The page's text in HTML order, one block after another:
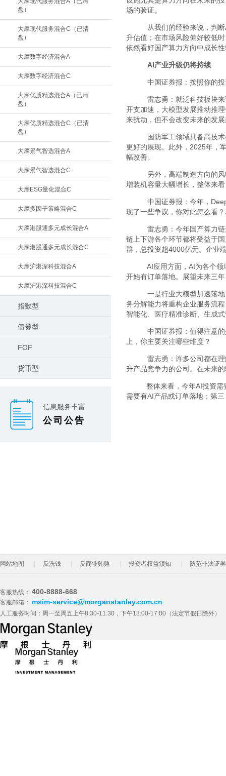
盘）
大摩现代服务混合C（已清
盘）
大摩数字经济混合A
大摩数字经济混合C
大摩优质精选混合A（已清
盘）
大摩优质精选混合C（已清
盘）
大摩景气智选混合A
大摩景气智选混合C
大摩ESG量化混合C
大摩多因子策略混合C
大摩港股通多元成长混合A
大摩港股通多元成长混合C
大摩沪港深科技混合A
大摩沪港深科技混合C
指数型
债券型
FOF
货币型
信息服务丰富
公司公告
场的验证。
从我们的经验来说，判断
升估值；在市场风险偏好较低
依然看好国产算力方向中成长
AI产业升级仍将持续
中国证券报：按照你的
雷志勇：就泛科技板块来
开支加速，大模型发展推动推
来扰动，但不会改变未来的发
国防军工领域具备高技术
更好的展现。此外，2025年，
幅改善。
另外，高端制造方向的风
增装机容量大幅增长，整体来
中国证券报：今年，
现了一些争议，你对此怎么看
雷志勇：今年国产算力链
链上下游各个环节都将受益于
群，总投资超4000亿元。企业
AI应用方面，AI为各个领
开始有订单落地。展望未来三
一是行业大模型加速落地
务分解能力将重构企业服务流
智能化、医疗精准诊断、生成
中国证券报：值得注意的
上，你主要关注哪些维度？
雷志勇：许多公司都在理
升产品竞争力的公司。在未来
整体来看，今年AI投资需
需要有AI产品或订单落地；第
网站地图 反洗钱 反商业贿赂 投资者权益须知 防范非法证
客服热线： 400-8888-668
客服邮箱： msim-service@morganstanley.com.cn
人工服务时间：周一至周五上午8:30-11:30，下午13:00-17:00（法定节假日除外）